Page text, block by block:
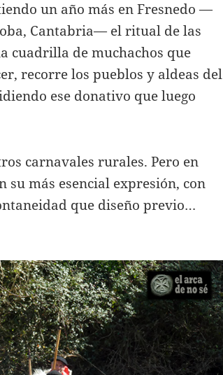
un año más en Fresnedo —
Cantabria— el ritual de las
cuadrilla de muchachos que
recorre los pueblos y aldeas del
ese donativo que luego
carnavales rurales. Pero en
su más esencial expresión, con
que diseño previo…